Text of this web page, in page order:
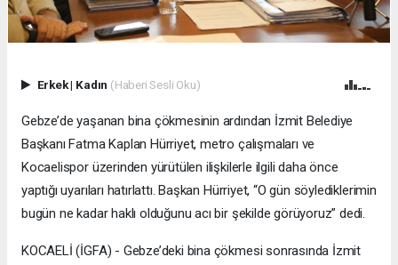
Erkek| Kadın (Haberi Sesli Oku)
Gebze’de yaşanan bina çökmesinin ardından İzmit Belediye
Başkanı Fatma Kaplan Hürriyet, metro çalışmaları ve
Kocaelispor üzerinden yürütülen ilişkilerle ilgili daha önce
yaptığı uyarıları hatırlattı. Başkan Hürriyet, “O gün söylediklerimin
bugün ne kadar haklı olduğunu acı bir şekilde görüyoruz” dedi.
KOCAELİ (İGFA) - Gebze’deki bina çökmesi sonrasında İzmit